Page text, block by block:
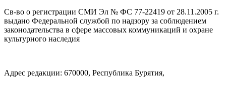
Св-во о регистрации СМИ Эл № ФС 77-22419 от 28.11.2005 г.
выдано Федеральной службой по надзору за соблюдением
законодательства в сфере массовых коммуникаций и охране
культурного наследия
Адрес редакции: 670000, Республика Бурятия,